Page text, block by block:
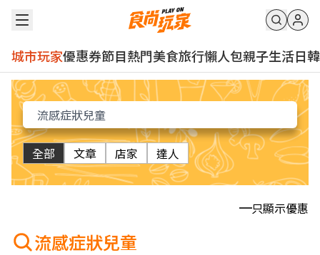
城市玩家優惠券節目熱門美食旅行懶人包親子生活日韓
全部 文章 店家 達人
只顯示優惠
流感症狀兒童